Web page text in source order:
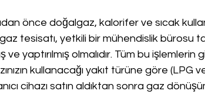
önce doğalgaz, kalorifer ve sıcak
tesisatı, yetkili bir mühendislik bürosu
yaptırılmış olmalıdır. Tüm bu işlemlerin
kullanacağı yakıt türüne göre (LPG
cihazı satın aldıktan sonra gaz